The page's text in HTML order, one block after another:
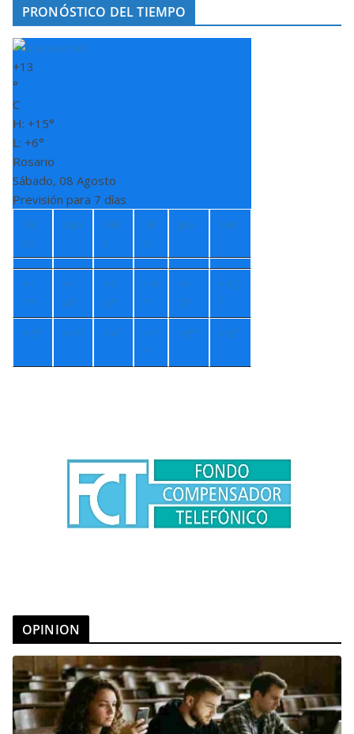
PRONÓSTICO DEL TIEMPO
+13
°
C
H: +15°
L: +6°
Rosario
Sábado, 08 Agosto
Previsión para 7 días
Do
m
Lun
Ma
r
Mi
é
Jue Vie
+1
7°
+1
4°
+1
3°
+9
°
+1
2°
+12
°
+5° +4° +4° +7
°
+8° +8°
OPINION